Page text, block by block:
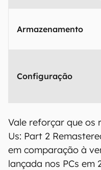
Armazenamento
Configuração
Vale reforçar que os
Us: Part 2
em comparação à
lançada nos PCs em